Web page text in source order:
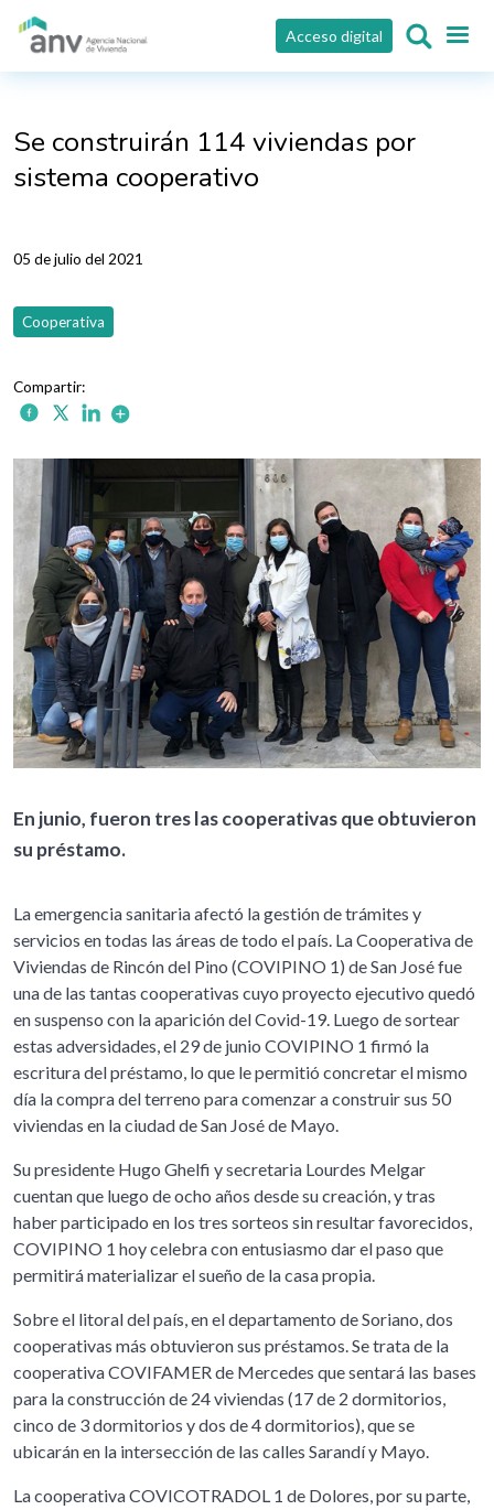
Pasar al contenido principal
Acceso digital
Se construirán 114 viviendas por
sistema cooperativo
05 de julio del 2021
Cooperativa
En junio, fueron tres las cooperativas que obtuvieron
su préstamo.
La emergencia sanitaria afectó la gestión de trámites y
servicios en todas las áreas de todo el país. La Cooperativa de
Viviendas de Rincón del Pino (COVIPINO 1) de San José fue
una de las tantas cooperativas cuyo proyecto ejecutivo quedó
en suspenso con la aparición del Covid-19. Luego de sortear
estas adversidades, el 29 de junio COVIPINO 1 firmó la
escritura del préstamo, lo que le permitió concretar el mismo
día la compra del terreno para comenzar a construir sus 50
viviendas en la ciudad de San José de Mayo.
Su presidente Hugo Ghelfi y secretaria Lourdes Melgar
cuentan que luego de ocho años desde su creación, y tras
haber participado en los tres sorteos sin resultar favorecidos,
COVIPINO 1 hoy celebra con entusiasmo dar el paso que
permitirá materializar el sueño de la casa propia.
Sobre el litoral del país, en el departamento de Soriano, dos
cooperativas más obtuvieron sus préstamos. Se trata de la
cooperativa COVIFAMER de Mercedes que sentará las bases
para la construcción de 24 viviendas (17 de 2 dormitorios,
cinco de 3 dormitorios y dos de 4 dormitorios), que se
ubicarán en la intersección de las calles Sarandí y Mayo.
La cooperativa COVICOTRADOL 1 de Dolores, por su parte,